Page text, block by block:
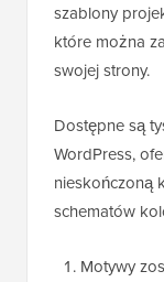
szablony
które można
swojej strony.
Dostępne są
WordPress,
nieskończoną
schematów
Motywy